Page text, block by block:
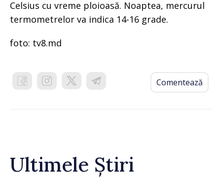
Celsius cu vreme ploioasă. Noaptea, mercurul
termometrelor va indica 14-16 grade.
foto: tv8.md
Comentează
Ultimele Știri